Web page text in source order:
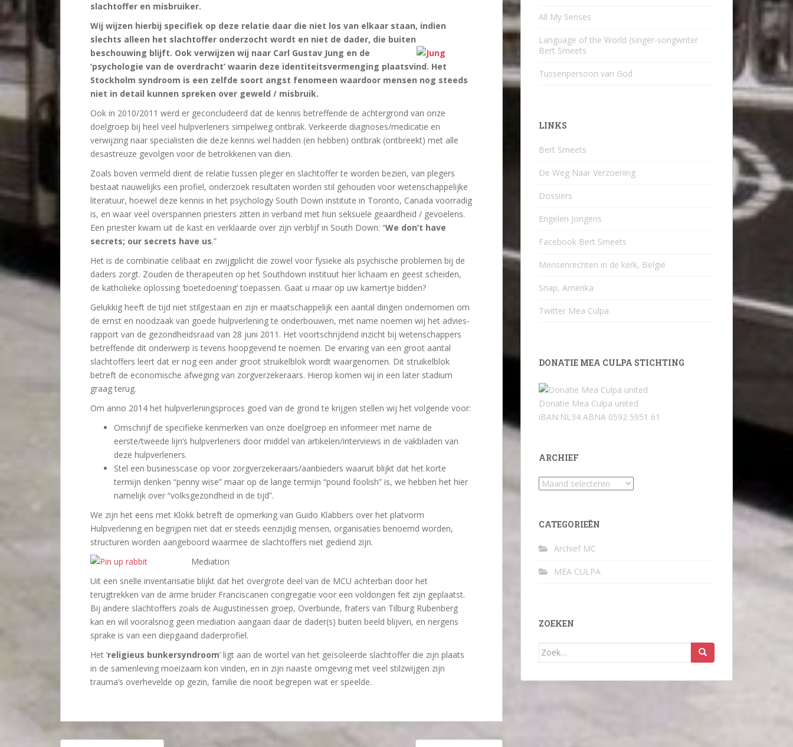
slachtoffer en misbruiker.
Wij wijzen hierbij specifiek op deze relatie daar die niet los van elkaar staan, indien
slechts alleen het slachtoffer onderzocht wordt en niet de dader, die buiten
beschouwing blijft. Ook verwijzen wij naar Carl Gustav Jung en de
‘psychologie van de overdracht’ waarin deze identiteitsvermenging plaatsvind. Het
Stockholm syndroom is een zelfde soort angst fenomeen waardoor mensen nog steeds
niet in detail kunnen spreken over geweld / misbruik.
Ook in 2010/2011 werd er geconcludeerd dat de kennis betreffende de achtergrond van onze
doelgroep bij heel veel hulpverleners simpelweg ontbrak. Verkeerde diagnoses/medicatie en
verwijzing naar specialisten die deze kennis wel hadden (en hebben) ontbrak (ontbreekt) met alle
desastreuze gevolgen voor de betrokkenen van dien.
Zoals boven vermeld dient de relatie tussen pleger en slachtoffer te worden bezien, van plegers
bestaat nauwelijks een profiel, onderzoek resultaten worden stil gehouden voor wetenschappelijke
literatuur, hoewel deze kennis in het psychology South Down institute in Toronto, Canada voorradig
is, en waar veel overspannen priesters zitten in verband met hun seksuele geaardheid / gevoelens.
Een priester kwam uit de kast en verklaarde over zijn verblijf in South Down: “We don’t have
secrets; our secrets have us.”
Het is de combinatie celibaat en zwijgplicht die zowel voor fysieke als psychische problemen bij de
daders zorgt. Zouden de therapeuten op het Southdown instituut hier lichaam en geest scheiden,
de katholieke oplossing ‘boetedoening’ toepassen. Gaat u maar op uw kamertje bidden?
Gelukkig heeft de tijd niet stilgestaan en zijn er maatschappelijk een aantal dingen ondernomen om
de ernst en noodzaak van goede hulpverlening te onderbouwen, met name noemen wij het advies-
rapport van de gezondheidsraad van 28 juni 2011. Het voortschrijdend inzicht bij wetenschappers
betreffende dit onderwerp is tevens hoopgevend te noemen. De ervaring van een groot aantal
slachtoffers leert dat er nog een ander groot struikelblok wordt waargenomen. Dit struikelblok
betreft de economische afweging van zorgverzekeraars. Hierop komen wij in een later stadium
graag terug.
Om anno 2014 het hulpverleningsproces goed van de grond te krijgen stellen wij het volgende voor:
Omschrijf de specifieke kenmerken van onze doelgroep en informeer met name de
eerste/tweede lijn’s hulpverleners door middel van artikelen/interviews in de vakbladen van
deze hulpverleners.
Stel een businesscase op voor zorgverzekeraars/aanbieders waaruit blijkt dat het korte
termijn denken “penny wise” maar op de lange termijn “pound foolish” is, we hebben het hier
namelijk over “volksgezondheid in de tijd”.
We zijn het eens met Klokk betreft de opmerking van Guido Klabbers over het platvorm
Hulpverlening en begrijpen niet dat er steeds eenzijdig mensen, organisaties benoemd worden,
structuren worden aangeboord waarmee de slachtoffers niet gediend zijn.
Mediation
Uit een snelle inventarisatie blijkt dat het overgrote deel van de MCU achterban door het
terugtrekken van de ärme brüder Franciscanen congregatie voor een voldongen feit zijn geplaatst.
Bij andere slachtoffers zoals de Augustinessen groep, Overbunde, fraters van Tilburg Rubenberg
kan en wil vooralsnog geen mediation aangaan daar de dader(s) buiten beeld blijven, en nergens
sprake is van een diepgaand daderprofiel.
Het ‘religieus bunkersyndroom’ ligt aan de wortel van het geïsoleerde slachtoffer die zijn plaats
in de samenleving moeizaam kon vinden, en in zijn naaste omgeving met veel stilzwijgen zijn
trauma’s overhevelde op gezin, familie die nooit begrepen wat er speelde.
All My Senses
Language of the World (singer-songwriter
Bert Smeets
Tussenpersoon van God
LINKS
Bert Smeets
De Weg Naar Verzoening
Dossiers
Engelen Jongens
Facebook Bert Smeets
Mensenrechten in de kerk, België
Snap, Amerika
Twitter Mea Culpa
DONATIE MEA CULPA STICHTING
Donatie Mea Culpa united
iBAN:NL34 ABNA 0592 5951 61
ARCHIEF
Archief
CATEGORIEËN
Archief MC
MEA CULPA
ZOEKEN
Zoek